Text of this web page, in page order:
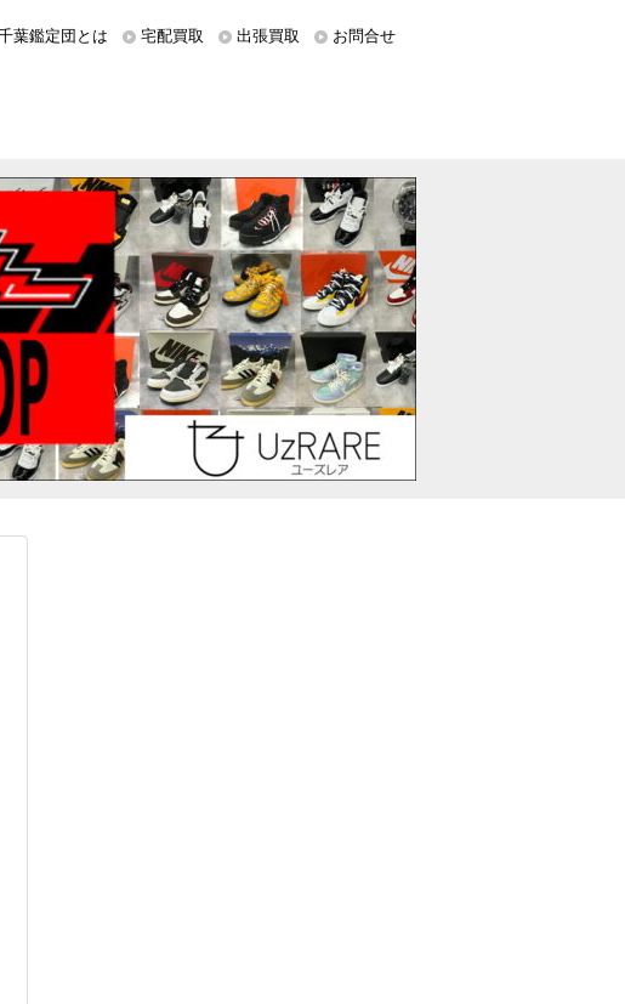
葉鑑定団とは 宅配買取 出張買取 お問合せ